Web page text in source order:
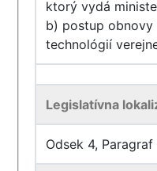
ktorý vydá
b) postup
technológií
Legislatívna
Odsek 4, Paragraf